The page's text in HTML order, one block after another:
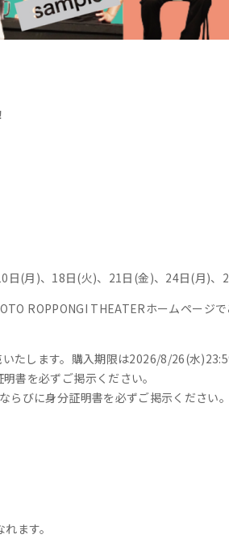
(月)、18日(火)、21日(金)、24日(月)
ROPPONGI THEATERホームページで
たします。購入期限は2026/8/26(水
書を必ずご掲示ください。
びに身分証明書を必ずご掲示ください。
ます。